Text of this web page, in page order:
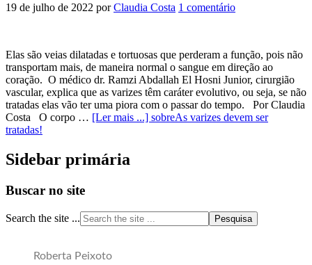
19 de julho de 2022 porClaudia Costa 1 comentário
Elas são veias dilatadas e tortuosas que perderam a função, pois não
transportam mais, de maneira normal o sangue em direção ao
coração. O médico dr. Ramzi Abdallah El Hosni Junior, cirurgião
vascular, explica que as varizes têm caráter evolutivo, ou seja, se não
tratadas elas vão ter uma piora com o passar do tempo. Por Claudia
Costa O corpo … [Ler mais ...] sobreAs varizes devem ser
tratadas!
Sidebar primária
Buscar no site
Search the site ...
Roberta Peixoto